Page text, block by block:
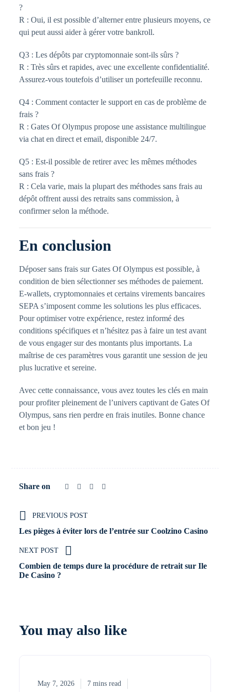
?
R : Oui, il est possible d’alterner entre plusieurs moyens, ce
qui peut aussi aider à gérer votre bankroll.
Q3 : Les dépôts par cryptomonnaie sont-ils sûrs ?
R : Très sûrs et rapides, avec une excellente confidentialité.
Assurez-vous toutefois d’utiliser un portefeuille reconnu.
Q4 : Comment contacter le support en cas de problème de
frais ?
R : Gates Of Olympus propose une assistance multilingue
via chat en direct et email, disponible 24/7.
Q5 : Est-il possible de retirer avec les mêmes méthodes
sans frais ?
R : Cela varie, mais la plupart des méthodes sans frais au
dépôt offrent aussi des retraits sans commission, à
confirmer selon la méthode.
En conclusion
Déposer sans frais sur Gates Of Olympus est possible, à
condition de bien sélectionner ses méthodes de paiement.
E-wallets, cryptomonnaies et certains virements bancaires
SEPA s’imposent comme les solutions les plus efficaces.
Pour optimiser votre expérience, restez informé des
conditions spécifiques et n’hésitez pas à faire un test avant
de vous engager sur des montants plus importants. La
maîtrise de ces paramètres vous garantit une session de jeu
plus lucrative et sereine.
Avec cette connaissance, vous avez toutes les clés en main
pour profiter pleinement de l’univers captivant de Gates Of
Olympus, sans rien perdre en frais inutiles. Bonne chance
et bon jeu !
Share on
PREVIOUS POST
Les pièges à éviter lors de l’entrée sur Coolzino Casino
NEXT POST
Combien de temps dure la procédure de retrait sur Ile
De Casino ?
You may also like
May 7, 2026 7 mins read